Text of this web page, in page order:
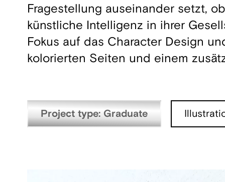
Fragestellung auseinander setzt,
künstliche Intelligenz in ihrer
Fokus auf das Character Design
kolorierten Seiten und einem
Project type: Graduate